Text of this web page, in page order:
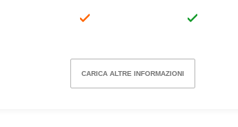
CARICA ALTRE INFORMAZIONI